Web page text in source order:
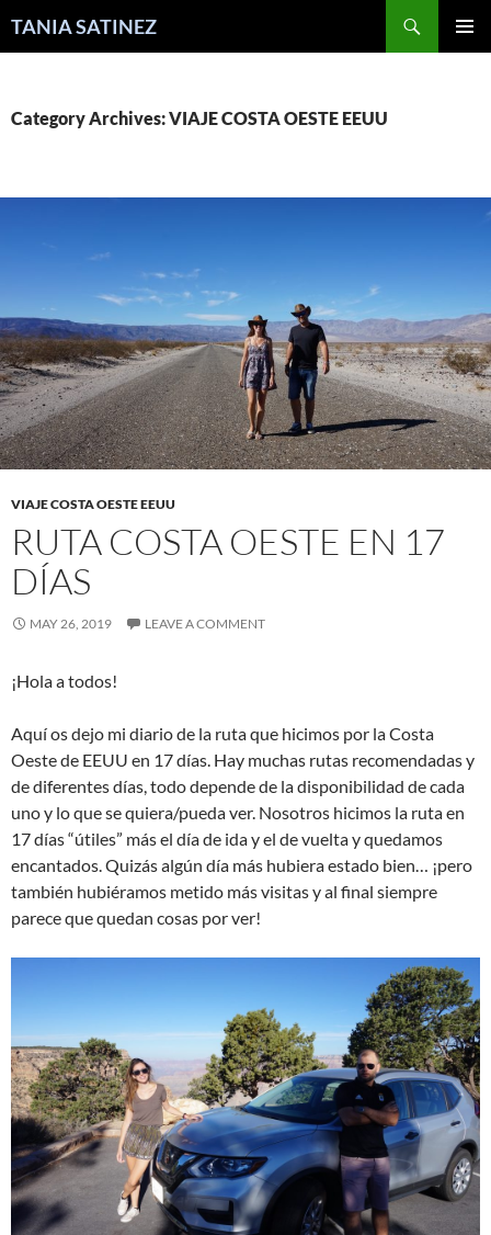
TANIA SATINEZ
Category Archives: VIAJE COSTA OESTE EEUU
VIAJE COSTA OESTE EEUU
RUTA COSTA OESTE EN 17
DÍAS
MAY 26, 2019 LEAVE A COMMENT
¡Hola a todos!
Aquí os dejo mi diario de la ruta que hicimos por la Costa
Oeste de EEUU en 17 días. Hay muchas rutas recomendadas y
de diferentes días, todo depende de la disponibilidad de cada
uno y lo que se quiera/pueda ver. Nosotros hicimos la ruta en
17 días “útiles” más el día de ida y el de vuelta y quedamos
encantados. Quizás algún día más hubiera estado bien… ¡pero
también hubiéramos metido más visitas y al final siempre
parece que quedan cosas por ver!